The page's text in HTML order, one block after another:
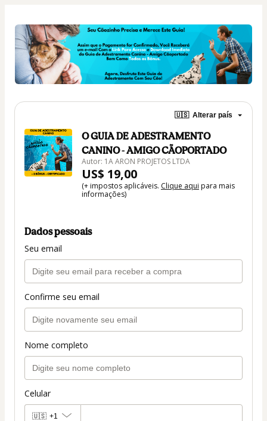
🇺🇸 Alterar país
O GUIA DE ADESTRAMENTO
CANINO - AMIGO CÃOPORTADO
Autor: 1A ARON PROJETOS LTDA
US$ 19,00
(+ impostos aplicáveis. Clique aqui para mais
informações)
Dados pessoais
Seu email
Confirme seu email
Nome completo
Celular
🇺🇸 +1